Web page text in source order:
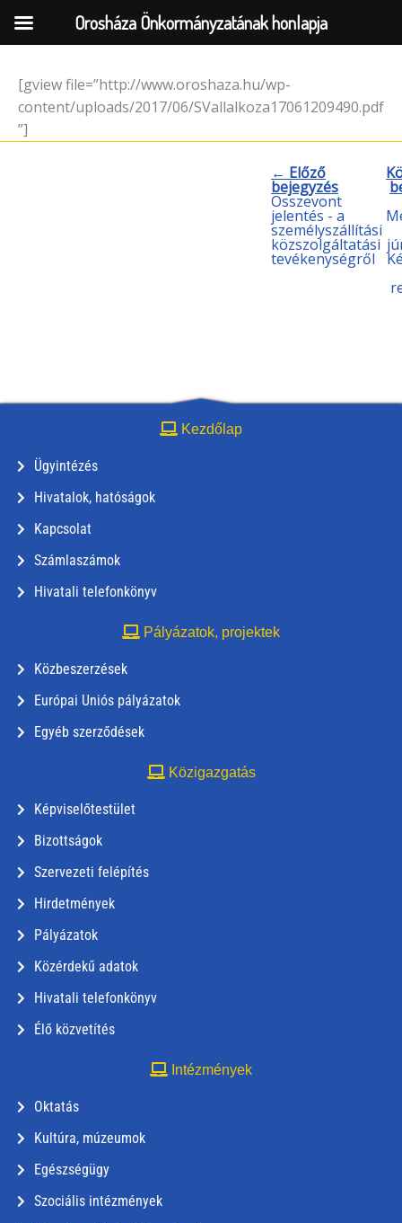
Skip
content
[gview file=”http://www.oroshaza.hu/wp-
content/uploads/2017/06/SVallalkoza17061209490.pdf
”]
← Előző
bejegyzés
Összevont
jelentés - a
személyszállítási
közszolgáltatási
tevékenységről
Kezdőlap
Ügyintézés
Hivatalok, hatóságok
Kapcsolat
Számlaszámok
Hivatali telefonkönyv
Pályázatok, projektek
Közbeszerzések
Európai Uniós pályázatok
Egyéb szerződések
Közigazgatás
Képviselőtestület
Bizottságok
Szervezeti felépítés
Hirdetmények
Pályázatok
Közérdekű adatok
Hivatali telefonkönyv
Élő közvetítés
Intézmények
Oktatás
Kultúra, múzeumok
Egészségügy
Szociális intézmények
Orosháza Önkormányzatának honlapja